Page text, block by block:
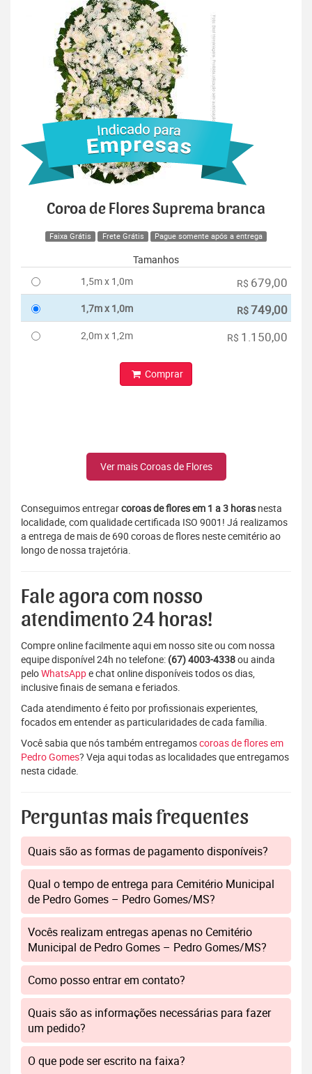
Coroa de Flores Suprema branca
Faixa Grátis Frete Grátis Pague somente após a entrega
Tamanhos
1,5m x 1,0m
R$ 679,00
1,7m x 1,0m R$749,00
2,0m x 1,2m R$ 1.150,00
Comprar
Ver mais Coroas de Flores
Conseguimos entregarcoroas de flores em 1 a 3 horas nesta
localidade, com qualidade certificada ISO 9001! Já realizamos
a entrega de mais de 690 coroas de flores neste cemitério ao
longo de nossa trajetória.
Fale agora com nosso
atendimento 24 horas!
Compre online facilmente aqui em nosso site ou com nossa
equipe disponível 24h no telefone: (67) 4003-4338ou ainda
peloWhatsAppe chat online disponíveis todos os dias,
inclusive finais de semana e feriados.
Cada atendimento é feito por profissionais experientes,
focados em entender as particularidades de cada família.
Você sabia que nós também entregamoscoroas de flores em
Pedro Gomes? Veja aqui todas as localidades que entregamos
nesta cidade.
Perguntas mais frequentes
Quais são as formas de pagamento disponíveis?
Qual o tempo de entrega para Cemitério Municipal
de Pedro Gomes – Pedro Gomes/MS?
Vocês realizam entregas apenas no Cemitério
Municipal de Pedro Gomes – Pedro Gomes/MS?
Como posso entrar em contato?
Quais são as informações necessárias para fazer
um pedido?
O que pode ser escrito na faixa?